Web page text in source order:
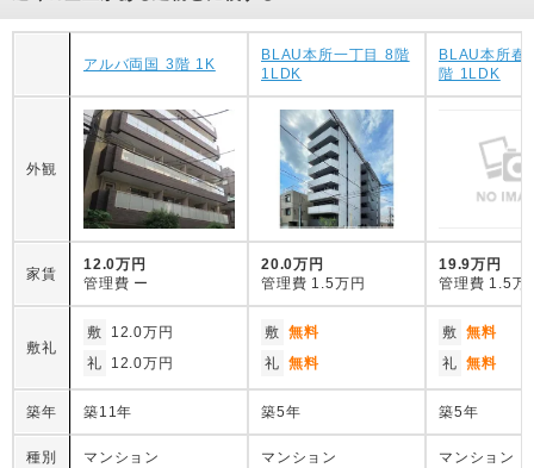
アルバ両国 3階 1K
BLAU本所一丁目 8階
1LDK
BLAU本所春
階 1LDK
外観
家賃
12.0万円
管理費 ー
20.0万円
管理費 1.5万円
19.9万円
管理費 1.5万
敷礼
敷
12.0万円
礼
12.0万円
敷 無料
礼 無料
敷 無料
礼 無料
築年 築11年 築5年 築5年
種別 マンション マンション マンション